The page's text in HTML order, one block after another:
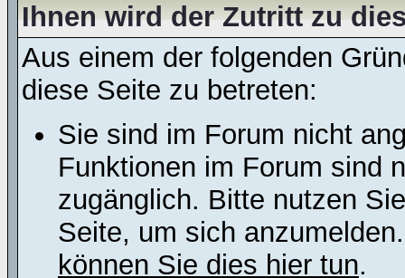
Ihnen wird der Zutritt zu
Aus einem der folgenden
diese Seite zu betreten:
Sie sind im Forum nicht
Funktionen im Forum sind
zugänglich. Bitte nutzen
Seite, um sich
können Sie dies hier tun.